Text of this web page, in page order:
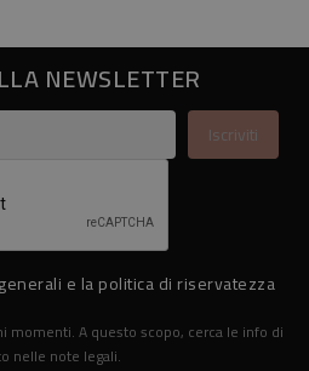
NEWSLETTER
e la politica di riservatezza
momenti. A questo scopo, cerca le info di
nelle note legali.